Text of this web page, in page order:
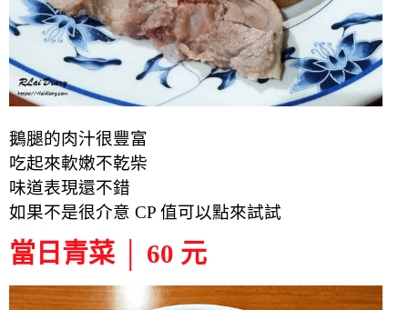
鵝腿的肉汁很豐富
吃起來軟嫩不乾柴
味道表現還不錯
如果不是很介意 CP 值可以點來試試
當日青菜 │ 60 元